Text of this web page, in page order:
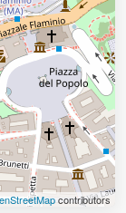
contributors